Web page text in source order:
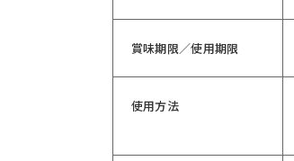
賞味期限／使用期限
使用方法